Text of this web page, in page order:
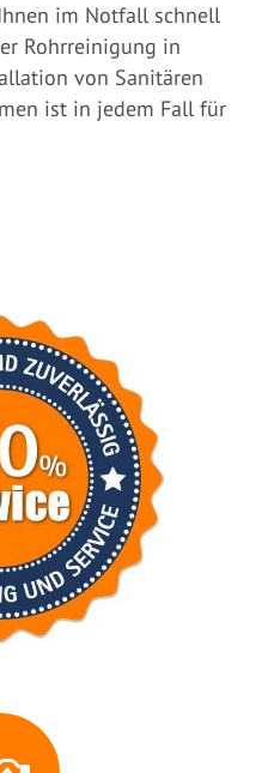
im Notfall schnell
Rohrreinigung in
von Sanitären
ist in jedem Fall für